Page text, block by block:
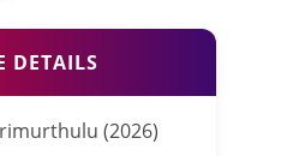
DETAILS
(2026)